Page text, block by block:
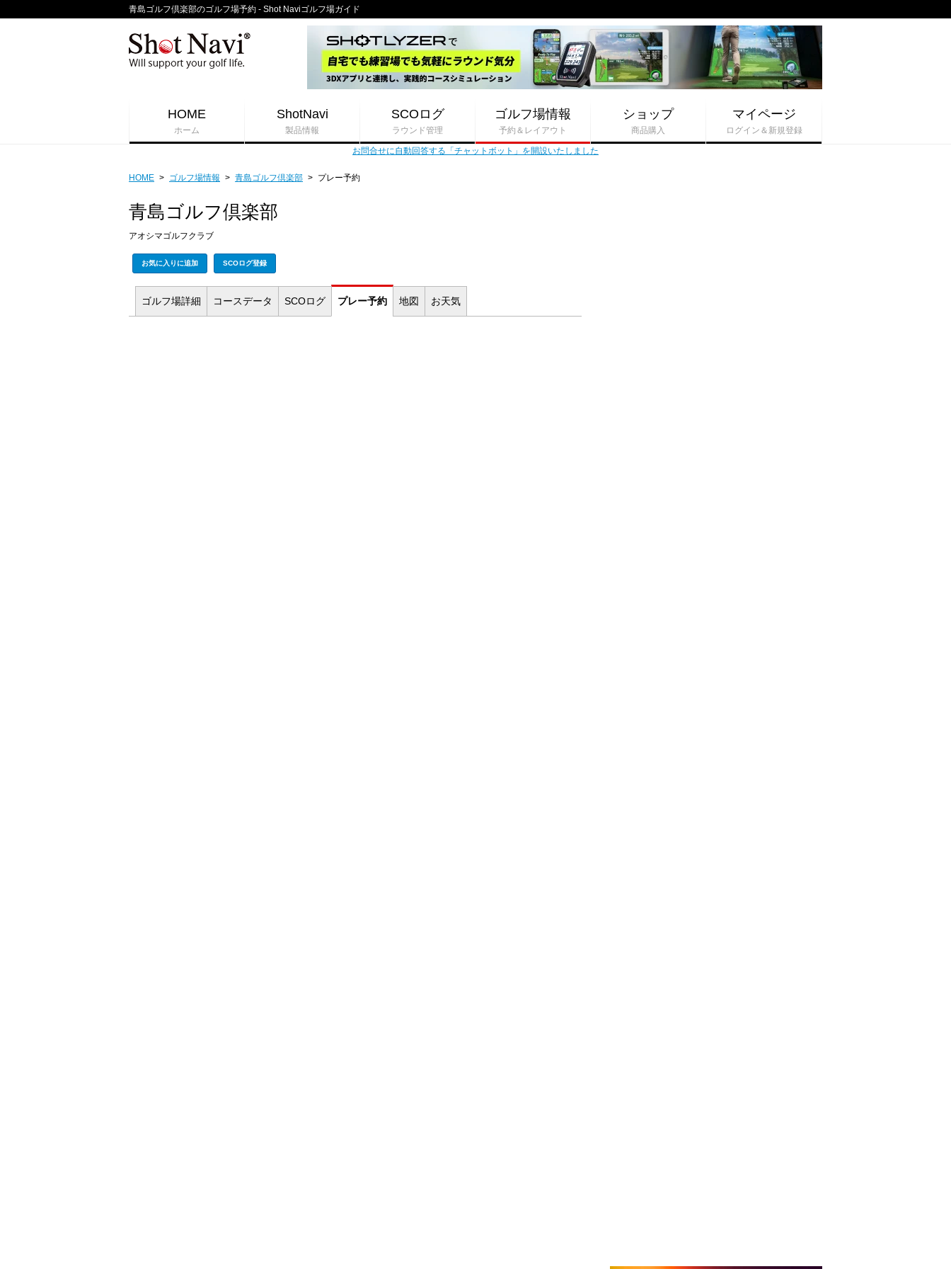
青島ゴルフ倶楽部のゴルフ場予約 - Shot Naviゴルフ場ガイド
HOME
ホーム
ShotNavi
製品情報
SCOログ
ラウンド管理
ゴルフ場情報
予約＆レイアウト
ショップ
商品購入
マイページ
ログイン＆新規登録
お問合せに自動回答する「チャットボット」を開設いたしました
HOME > ゴルフ場情報 > 青島ゴルフ倶楽部 > プレー予約
青島ゴルフ倶楽部
アオシマゴルフクラブ
お気に入りに追加 SCOログ登録
ゴルフ場詳細 コースデータ SCOログ プレー予約 地図 お天気